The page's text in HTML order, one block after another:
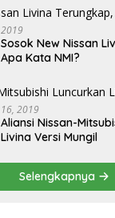
2019
Sosok New Nissan
Apa Kata NMI?
16, 2019
Aliansi Nissan-
Livina Versi Mungil
Selengkapnya